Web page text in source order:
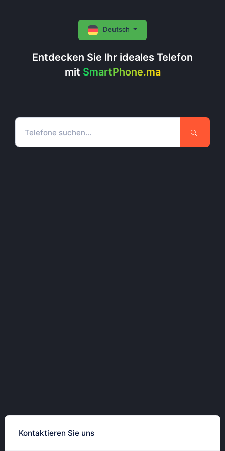
Entdecken Sie Ihr ideales Telefon
mit SmartPhone.ma
Deutsch
Kontaktieren Sie uns